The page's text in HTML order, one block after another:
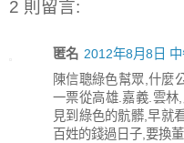
2 則留言:
匿名 2012年8月8日
陳信聰綠色幫眾,什麼
一票從高雄.嘉義.雲林
見到綠色的骯髒,早就
百姓的錢過日子,要換